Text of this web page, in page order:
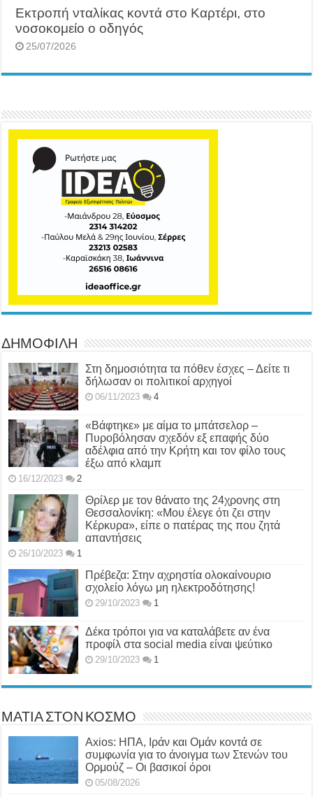
Εκτροπή νταλίκας κοντά στο Καρτέρι, στο
νοσοκομείο ο οδηγός
25/07/2026
ΔΗΜΟΦΙΛΗ
Στη δημοσιότητα τα πόθεν έσχες – Δείτε τι
δήλωσαν οι πολιτικοί αρχηγοί
06/11/2023 4
«Βάφτηκε» με αίμα το μπάτσελορ –
Πυροβόλησαν σχεδόν εξ επαφής δύο
αδέλφια από την Κρήτη και τον φίλο τους
έξω από κλαμπ
16/12/2023 2
Θρίλερ με τον θάνατο της 24χρονης στη
Θεσσαλονίκη: «Μου έλεγε ότι ζει στην
Κέρκυρα», είπε ο πατέρας της που ζητά
απαντήσεις
26/10/2023 1
Πρέβεζα: Στην αχρηστία ολοκαίνουριο
σχολείο λόγω μη ηλεκτροδότησης!
29/10/2023 1
Δέκα τρόποι για να καταλάβετε αν ένα
προφίλ στα social media είναι ψεύτικο
29/10/2023 1
ΜΑΤΙΑ ΣΤΟΝ ΚΟΣΜΟ
Axios: ΗΠΑ, Ιράν και Ομάν κοντά σε
συμφωνία για το άνοιγμα των Στενών του
Ορμούζ – Οι βασικοί όροι
05/08/2026